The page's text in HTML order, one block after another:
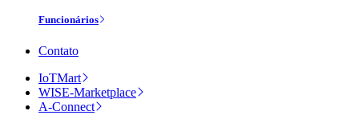
Funcionários
Contato
IoTMart
WISE-Marketplace
A-Connect